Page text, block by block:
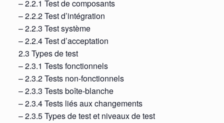
– 2.2.1 Test de composants
– 2.2.2 Test d’intégration
– 2.2.3 Test système
– 2.2.4 Test d’acceptation
2.3 Types de test
– 2.3.1 Tests fonctionnels
– 2.3.2 Tests non-fonctionnels
– 2.3.3 Tests boîte-blanche
– 2.3.4 Tests liés aux changements
– 2.3.5 Types de test et niveaux de test